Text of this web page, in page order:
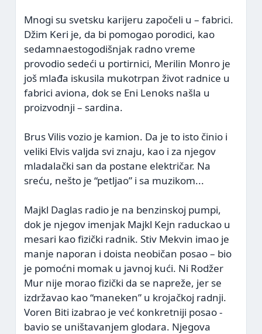
Mnogi su svetsku karijeru započeli u – fabrici.
Džim Keri je, da bi pomogao porodici, kao
sedamnaestogodišnjak radno vreme
provodio sedeći u portirnici, Merilin Monro je
još mlađa iskusila mukotrpan život radnice u
fabrici aviona, dok se Eni Lenoks našla u
proizvodnji – sardina.
Brus Vilis vozio je kamion. Da je to isto činio i
veliki Elvis valjda svi znaju, kao i za njegov
mladalački san da postane električar. Na
sreću, nešto je “petljao” i sa muzikom...
Majkl Daglas radio je na benzinskoj pumpi,
dok je njegov imenjak Majkl Kejn raduckao u
mesari kao fizički radnik. Stiv Mekvin imao je
manje naporan i doista neobičan posao – bio
je pomoćni momak u javnoj kući. Ni Rodžer
Mur nije morao fizički da se napreže, jer se
izdržavao kao “maneken” u krojačkoj radnji.
Voren Biti izabrao je već konkretniji posao -
bavio se uništavanjem glodara. Njegova